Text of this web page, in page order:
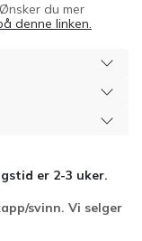
du mer
denne linken.
er 2-3 uker.
svinn. Vi selger